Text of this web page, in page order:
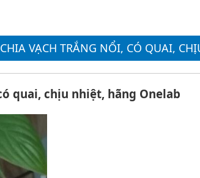
VẠCH TRẮNG NỔI, CÓ QUAI,
quai, chịu nhiệt, hãng Onelab